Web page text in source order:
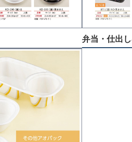
弁当・仕出